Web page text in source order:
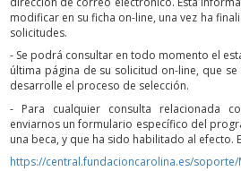
modificar en su ficha on-line, una vez ha
solicitudes.
- Se podrá consultar en todo momento el
última página de su solicitud on-line, que
desarrolle el proceso de selección.
- Para cualquier consulta relacionada
enviarnos un formulario específico del
una beca, y que ha sido habilitado al efecto.
https://central.fundacioncarolina.es/soporte/